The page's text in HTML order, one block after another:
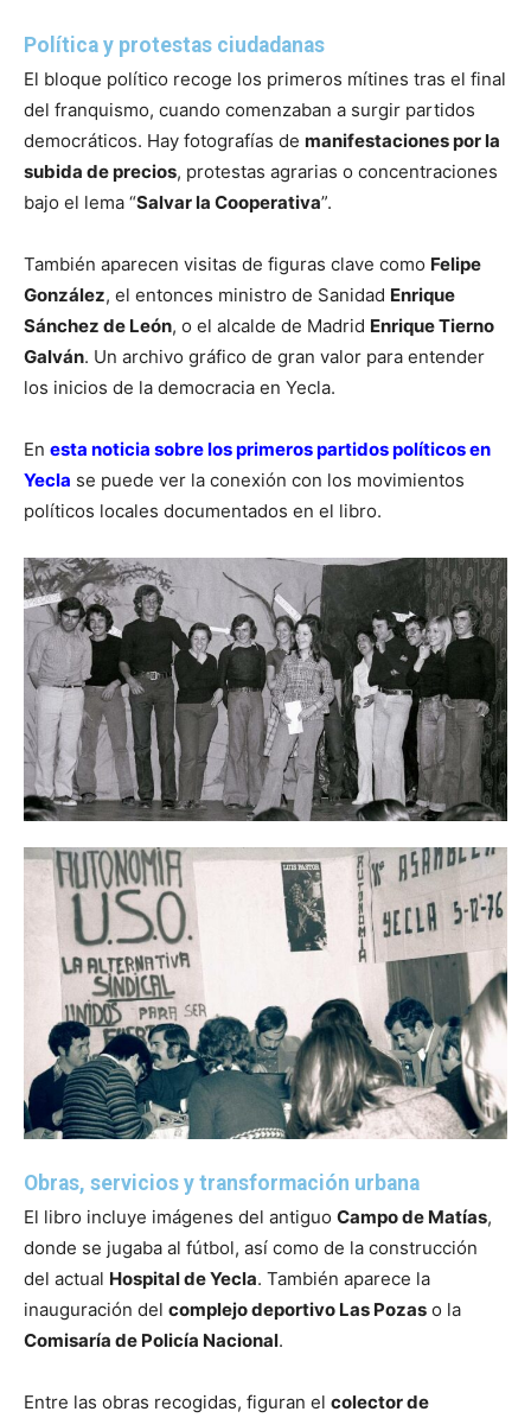
Política y protestas ciudadanas
El bloque político recoge los primeros mítines tras el final
del franquismo, cuando comenzaban a surgir partidos
democráticos. Hay fotografías de manifestaciones por la
subida de precios, protestas agrarias o concentraciones
bajo el lema “Salvar la Cooperativa”.
También aparecen visitas de figuras clave como Felipe
González, el entonces ministro de Sanidad Enrique
Sánchez de León, o el alcalde de Madrid Enrique Tierno
Galván. Un archivo gráfico de gran valor para entender
los inicios de la democracia en Yecla.
En esta noticia sobre los primeros partidos políticos en
Yecla se puede ver la conexión con los movimientos
políticos locales documentados en el libro.
Obras, servicios y transformación urbana
El libro incluye imágenes del antiguo Campo de Matías,
donde se jugaba al fútbol, así como de la construcción
del actual Hospital de Yecla. También aparece la
inauguración del complejo deportivo Las Pozas o la
Comisaría de Policía Nacional.
Entre las obras recogidas, figuran el colector de